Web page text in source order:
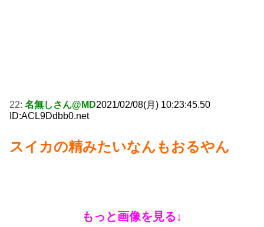
22: 名無しさん@MD2021/02/08(月) 10:23:45.50
ID:ACL9Ddbb0.net
スイカの精みたいなんもおるやん
もっと画像を見る↓